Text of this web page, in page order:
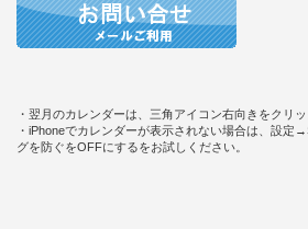
・翌月のカレンダーは、三角アイコン右向きをクリッ
・iPhoneでカレンダーが表示されない場合は、設
グを防ぐをOFFにするをお試しください。